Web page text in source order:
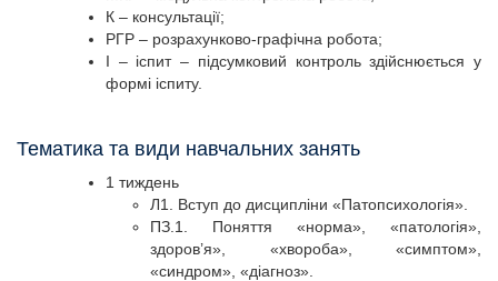
К – консультації;
РГР – розрахунково-графічна робота;
І – іспит – підсумковий контроль здійснюється у
формі іспиту.
Тематика та види навчальних занять
1 тиждень
Л1. Вступ до дисципліни «Патопсихологія».
ПЗ.1. Поняття «норма», «патологія»,
здоров’я», «хвороба», «симптом»,
«синдром», «діагноз».